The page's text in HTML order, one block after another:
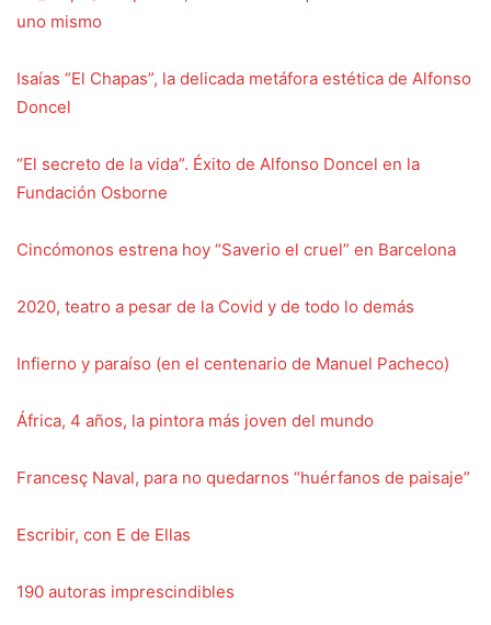
uno mismo
Isaías “El Chapas”, la delicada metáfora estética de Alfonso
Doncel
“El secreto de la vida”. Éxito de Alfonso Doncel en la
Fundación Osborne
Cincómonos estrena hoy “Saverio el cruel” en Barcelona
2020, teatro a pesar de la Covid y de todo lo demás
Infierno y paraíso (en el centenario de Manuel Pacheco)
África, 4 años, la pintora más joven del mundo
Francesç Naval, para no quedarnos “huérfanos de paisaje”
Escribir, con E de Ellas
190 autoras imprescindibles